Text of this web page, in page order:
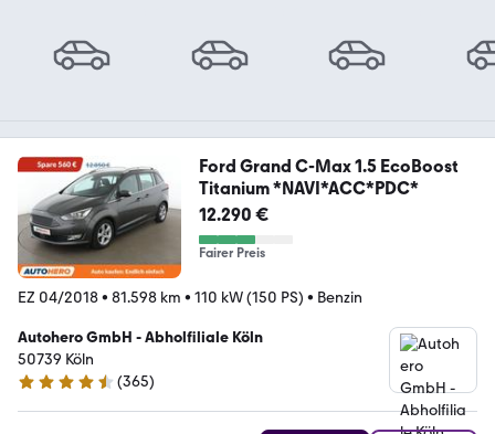
Ford Grand C-Max 1.5 EcoBoost
Titanium *NAVI*ACC*PDC*
12.290 €
Fairer Preis
EZ 04/2018• 81.598 km • 110 kW (150 PS) • Benzin
Autohero GmbH - Abholfiliale Köln
50739 Köln
4.6 Sterne
(365)